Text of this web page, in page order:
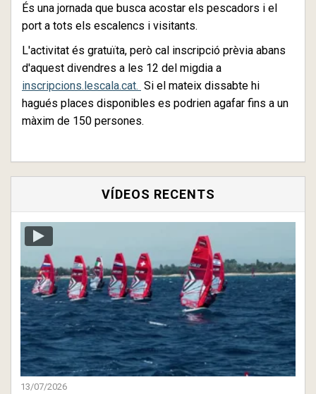
És una jornada que busca acostar els pescadors i el
port a tots els escalencs i visitants.
L'activitat és gratuïta, però cal inscripció prèvia abans
d'aquest divendres a les 12 del migdia a
inscripcions.lescala.cat. Si el mateix dissabte hi
hagués places disponibles es podrien agafar fins a un
màxim de 150 persones.
VÍDEOS RECENTS
13/07/2026